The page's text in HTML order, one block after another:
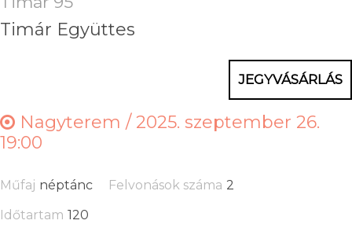
Timár Együttes
JEGYVÁSÁRLÁS
Nagyterem /2025. szeptember 26.
19:00
Műfaj néptánc Felvonások száma 2
Időtartam 120